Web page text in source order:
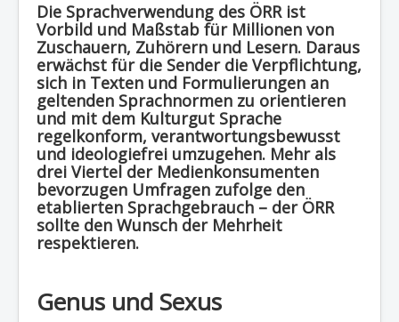
Die Sprachverwendung des ÖRRist
Vorbild und Maßstab für Millionen von
Zuschauern, Zuhörern und Lesern. Daraus
erwächst für die Sender die Verpflichtung,
sich in Texten und Formulierungen an
geltenden Sprachnormen zu orientieren
und mit dem Kulturgut Sprache
regelkonform, verantwortungsbewusst
und ideologiefrei umzugehen. Mehr als
drei Viertel der Medienkonsumenten
bevorzugen Umfragen zufolge den
etablierten Sprachgebrauch – der ÖRR
sollte den Wunsch der Mehrheit
respektieren.
Genus und Sexus